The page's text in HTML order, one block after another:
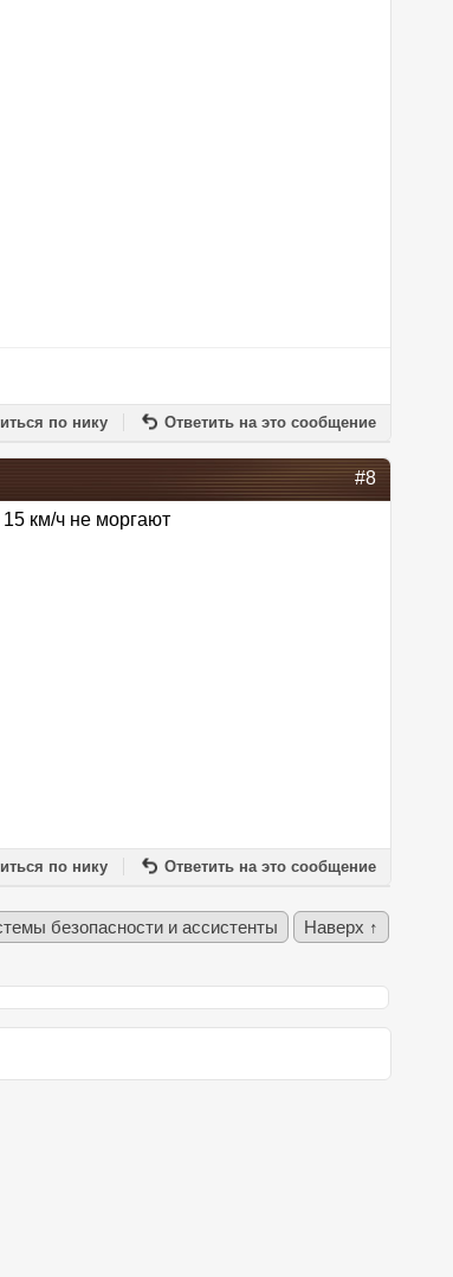
по нику Ответить на это сообщение
#8
км/ч не моргают
по нику Ответить на это сообщение
безопасности и ассистенты Наверх ↑